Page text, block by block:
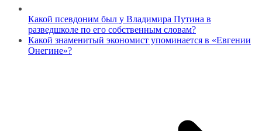
Какой псевдоним был у Владимира Путина в
разведшколе по его собственным словам?
Какой знаменитый экономист упоминается в «Евгении
Онегине»?